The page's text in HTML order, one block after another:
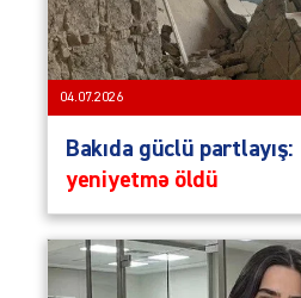
04.07.2026
Bakıda güclü partlayış:
yeniyetmə öldü